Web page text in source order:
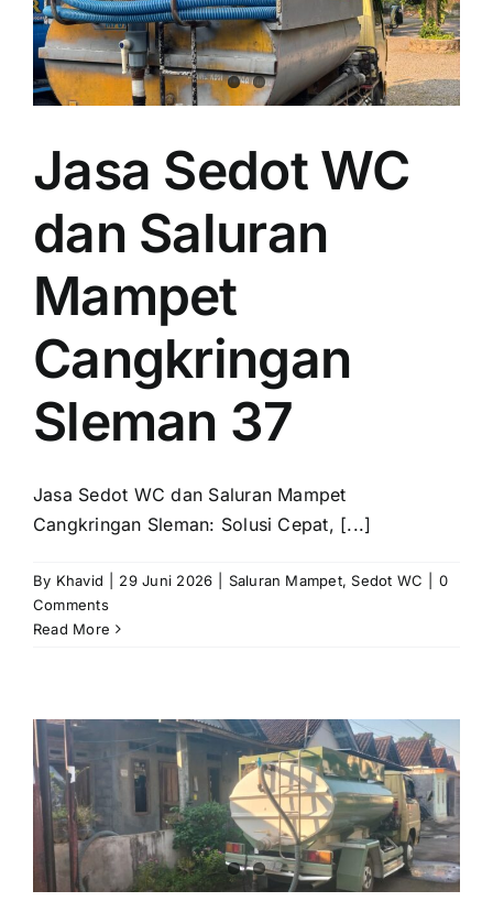
Jasa Sedot WC
dan Saluran
Mampet
Cangkringan
Sleman 37
Jasa Sedot WC dan Saluran Mampet
Cangkringan Sleman: Solusi Cepat, [...]
By Khavid 29 Juni 2026 Saluran Mampet,Sedot WC
0
Comments
Read More